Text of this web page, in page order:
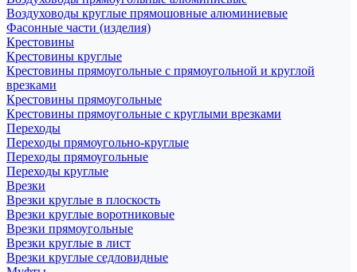
Воздуховоды круглые прямошовные алюминиевые
Фасонные части (изделия)
Крестовины
Крестовины круглые
Крестовины прямоугольные с прямоугольной и круглой
врезками
Крестовины прямоугольные
Крестовины прямоугольные с круглыми врезками
Переходы
Переходы прямоугольно-круглые
Переходы прямоугольные
Переходы круглые
Врезки
Врезки круглые в плоскость
Врезки круглые воротниковые
Врезки прямоугольные
Врезки круглые в лист
Врезки круглые седловидные